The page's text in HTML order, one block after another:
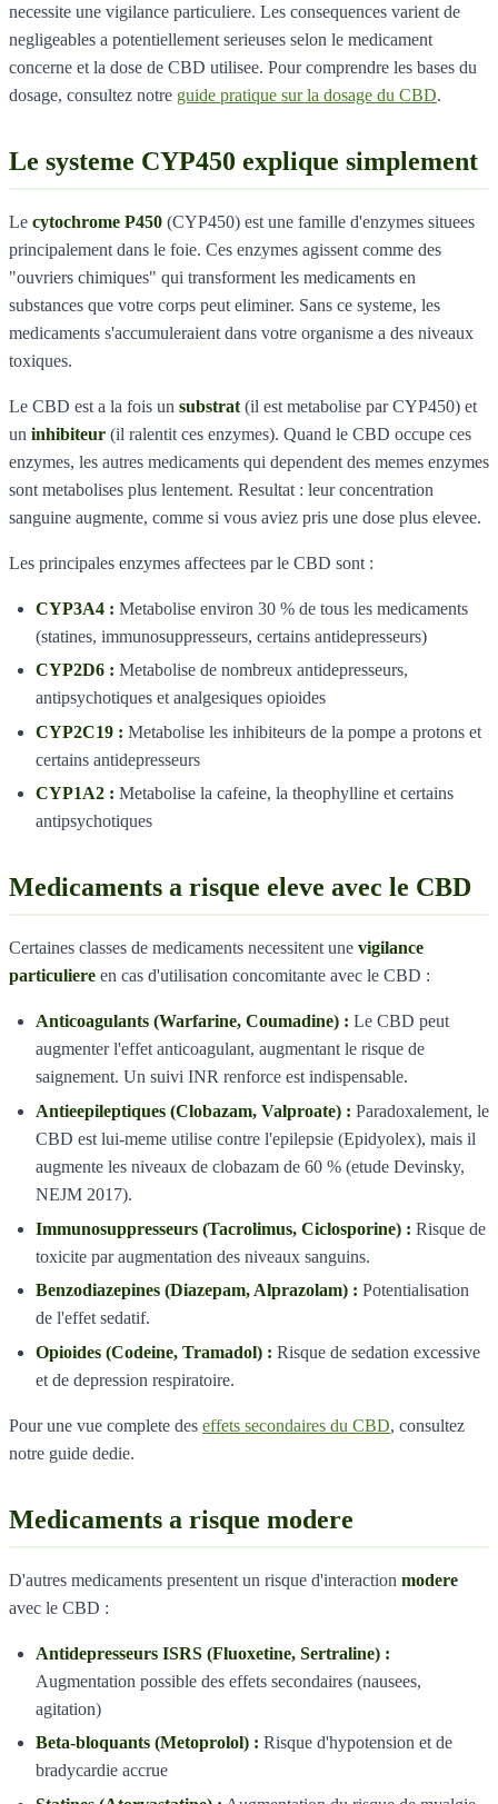
necessite une vigilance particuliere. Les consequences varient de
negligeables a potentiellement serieuses selon le medicament
concerne et la dose de CBD utilisee. Pour comprendre les bases du
dosage, consultez notre guide pratique sur la dosage du CBD.
Le systeme CYP450 explique simplement
Le cytochrome P450 (CYP450) est une famille d'enzymes situees
principalement dans le foie. Ces enzymes agissent comme des
"ouvriers chimiques" qui transforment les medicaments en
substances que votre corps peut eliminer. Sans ce systeme, les
medicaments s'accumuleraient dans votre organisme a des niveaux
toxiques.
Le CBD est a la fois un substrat (il est metabolise par CYP450) et
un inhibiteur (il ralentit ces enzymes). Quand le CBD occupe ces
enzymes, les autres medicaments qui dependent des memes enzymes
sont metabolises plus lentement. Resultat : leur concentration
sanguine augmente, comme si vous aviez pris une dose plus elevee.
Les principales enzymes affectees par le CBD sont :
CYP3A4 : Metabolise environ 30 % de tous les medicaments
(statines, immunosuppresseurs, certains antidepresseurs)
CYP2D6 : Metabolise de nombreux antidepresseurs,
antipsychotiques et analgesiques opioides
CYP2C19 : Metabolise les inhibiteurs de la pompe a protons et
certains antidepresseurs
CYP1A2 : Metabolise la cafeine, la theophylline et certains
antipsychotiques
Medicaments a risque eleve avec le CBD
Certaines classes de medicaments necessitent une vigilance
particuliere en cas d'utilisation concomitante avec le CBD :
Anticoagulants (Warfarine, Coumadine) : Le CBD peut
augmenter l'effet anticoagulant, augmentant le risque de
saignement. Un suivi INR renforce est indispensable.
Antieepileptiques (Clobazam, Valproate) : Paradoxalement, le
CBD est lui-meme utilise contre l'epilepsie (Epidyolex), mais il
augmente les niveaux de clobazam de 60 % (etude Devinsky,
NEJM 2017).
Immunosuppresseurs (Tacrolimus, Ciclosporine) : Risque de
toxicite par augmentation des niveaux sanguins.
Benzodiazepines (Diazepam, Alprazolam) : Potentialisation
de l'effet sedatif.
Opioides (Codeine, Tramadol) : Risque de sedation excessive
et de depression respiratoire.
Pour une vue complete des effets secondaires du CBD, consultez
notre guide dedie.
Medicaments a risque modere
D'autres medicaments presentent un risque d'interaction modere
avec le CBD :
Antidepresseurs ISRS (Fluoxetine, Sertraline) :
Augmentation possible des effets secondaires (nausees,
agitation)
Beta-bloquants (Metoprolol) : Risque d'hypotension et de
bradycardie accrue